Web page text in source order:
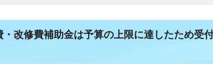
改修費補助金は予算の上限に達したため受